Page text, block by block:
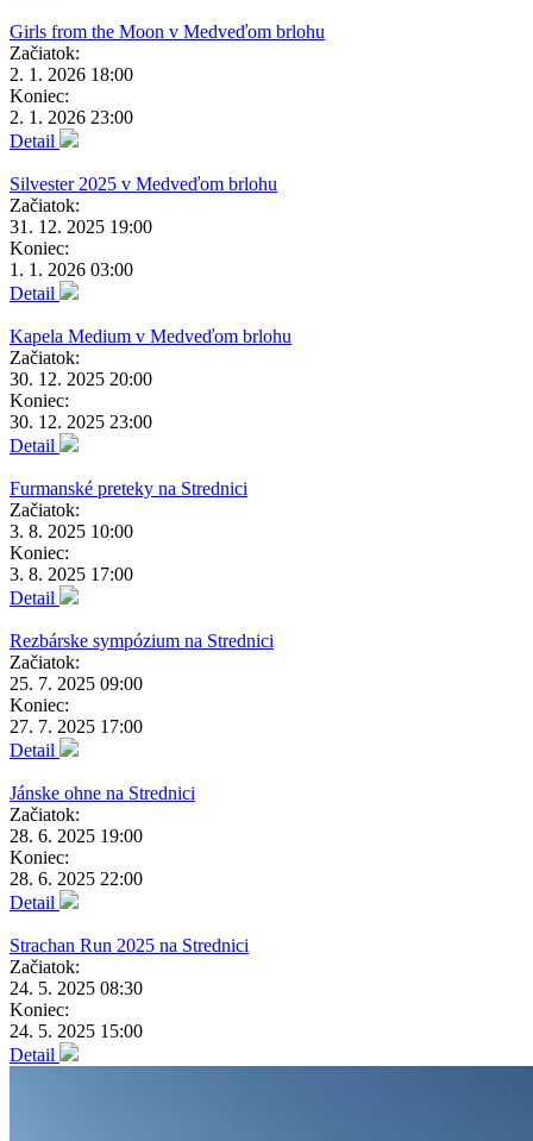
Girls from the Moon v Medveďom brlohu
Začiatok:
2. 1. 2026 18:00
Koniec:
2. 1. 2026 23:00
Detail
Silvester 2025 v Medveďom brlohu
Začiatok:
31. 12. 2025 19:00
Koniec:
1. 1. 2026 03:00
Detail
Kapela Medium v Medveďom brlohu
Začiatok:
30. 12. 2025 20:00
Koniec:
30. 12. 2025 23:00
Detail
Furmanské preteky na Strednici
Začiatok:
3. 8. 2025 10:00
Koniec:
3. 8. 2025 17:00
Detail
Rezbárske sympózium na Strednici
Začiatok:
25. 7. 2025 09:00
Koniec:
27. 7. 2025 17:00
Detail
Jánske ohne na Strednici
Začiatok:
28. 6. 2025 19:00
Koniec:
28. 6. 2025 22:00
Detail
Strachan Run 2025 na Strednici
Začiatok:
24. 5. 2025 08:30
Koniec:
24. 5. 2025 15:00
Detail